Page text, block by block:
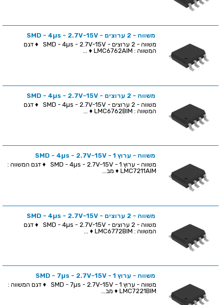
משווה - 2 ערוצים - SMD - 4µs - 2.7V-15V
משווה - 2 ערוצים - SMD - 4µs - 2.7V-15V ♦ דגם
המשווה : LMC6762AIM ♦ ...
משווה - 2 ערוצים - SMD - 4µs - 2.7V-15V
משווה - 2 ערוצים - SMD - 4µs - 2.7V-15V ♦ דגם
המשווה : LMC6762BIM ♦ ...
משווה - ערוץ 1 - SMD - 4µs - 2.7V-15V
משווה - ערוץ 1 - SMD - 4µs - 2.7V-15V ♦ דגם המשווה :
LMC7211AIM ♦ מב...
משווה - 2 ערוצים - SMD - 4µs - 2.7V-15V
משווה - 2 ערוצים - SMD - 4µs - 2.7V-15V ♦ דגם
המשווה : LMC6772BIM ♦ ...
משווה - ערוץ 1 - SMD - 7µs - 2.7V-15V
משווה - ערוץ 1 - SMD - 7µs - 2.7V-15V ♦ דגם המשווה :
LMC7221BIM ♦ מב...